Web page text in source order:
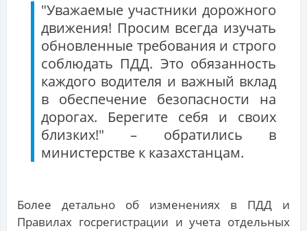
"Уважаемые участники дорожного
движения! Просим всегда изучать
обновленные требования и строго
соблюдать ПДД. Это обязанность
каждого водителя и важный вклад
в обеспечение безопасности на
дорогах. Берегите себя и своих
близких!" – обратились в
министерстве к казахстанцам.
Более детально об изменениях в ПДД и
Правилах госрегистрации и учета отдельных